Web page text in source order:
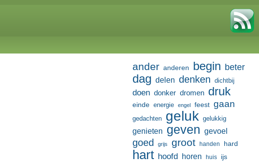
ander anderen begin beter
dag delen denken dichtbij
doen donker dromen druk
einde energie engel feest gaan
gedachten geluk gelukkig
genieten geven gevoel
goed grijs groot handen hard
hart hoofd horen huis ijs